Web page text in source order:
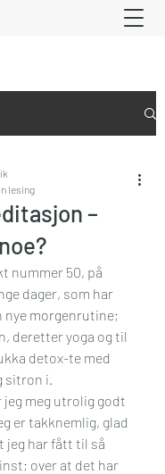
–
lesing
nummer 50, på
dager, som har
nye morgenrutine;
deretter yoga og til
detox-te med
sitron i.
jeg meg utrolig godt
er takknemlig, glad
jeg har fått til så
over at det har